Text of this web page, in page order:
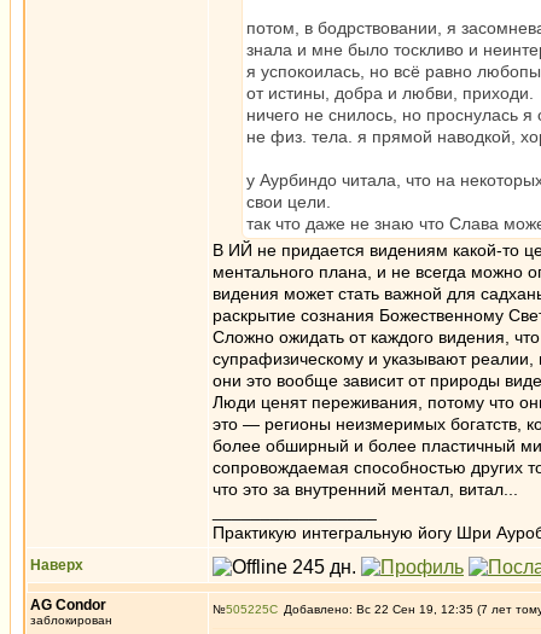
потом, в бодрствовании, я
знала и мне было тоскливо и
я успокоилась, но всё равно
от истины, добра и любви, приходи.
ничего не снилось, но проснулась
не физ. тела. я прямой наводкой,
у Аурбиндо читала, что на
свои цели.
так что даже не знаю что Слава
В ИЙ не придается видениям какой-то
ментального плана, и не всегда можно
видения может стать важной для
раскрытие сознания Божественному
Сложно ожидать от каждого видения,
супрафизическому и указывают
они это вообще зависит от природы
Люди ценят переживания, потому что
это — регионы неизмеримых богатств,
более обширный и более пластичный
сопровождаемая способностью других
что это за внутренний ментал, витал...
Практикую интегральную йогу Шри
Наверх
AG Condor
заблокирован
№505225 Добавлено: Вс 22 Сен 19, 12:35 (7 лет